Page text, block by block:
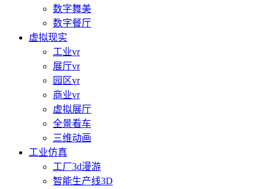
数字舞美
数字餐厅
虚拟现实
工业vr
展厅vr
园区vr
商业vr
虚拟展厅
全景看车
三维动画
工业仿真
工厂3d漫游
智能生产线3D